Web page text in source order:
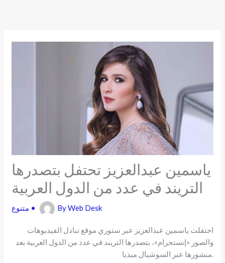
ياسمين عبدالعزيز تحتفل بتصدرها
التريند في عدد من الدول العربية
متنوع • ByWeb Desk
احتفلت ياسمين عبدالعزيز عبر ستوري موقع تبادل الفيديوهات
والصور «إنستجرام»، بتصدرها التريند في عدد من الدول العربية بعد